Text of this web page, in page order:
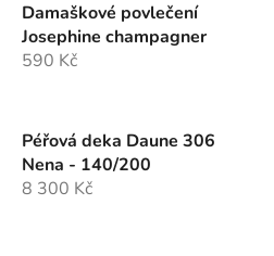
Damaškové povlečení
Josephine champagner
590 Kč
Péřová deka Daune 306
Nena - 140/200
8 300 Kč